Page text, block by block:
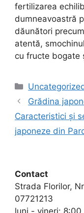
fertilizarea
dumneavoastră
dăunători
atentă,
cu fructe bogate
Categorii
Grădina
Caracteristici și
japoneze din
Contact
Strada Florilor,
07721213
luni - vineri: 8:00